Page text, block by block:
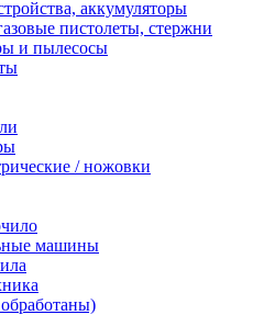
аккумуляторы
пистолеты, стержни
и пылесосы
/ ножовки
машины